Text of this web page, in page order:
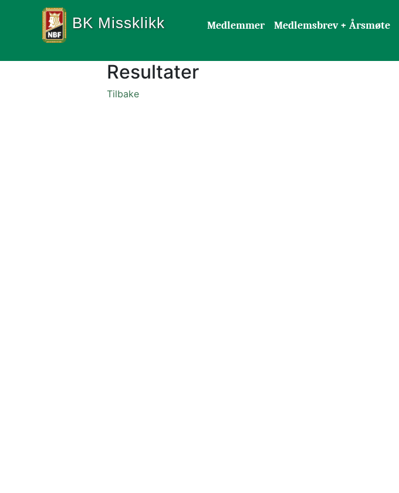
BK Missklikk Medlemmer Medlemsbrev + Årsmøte
Resultater
Tilbake